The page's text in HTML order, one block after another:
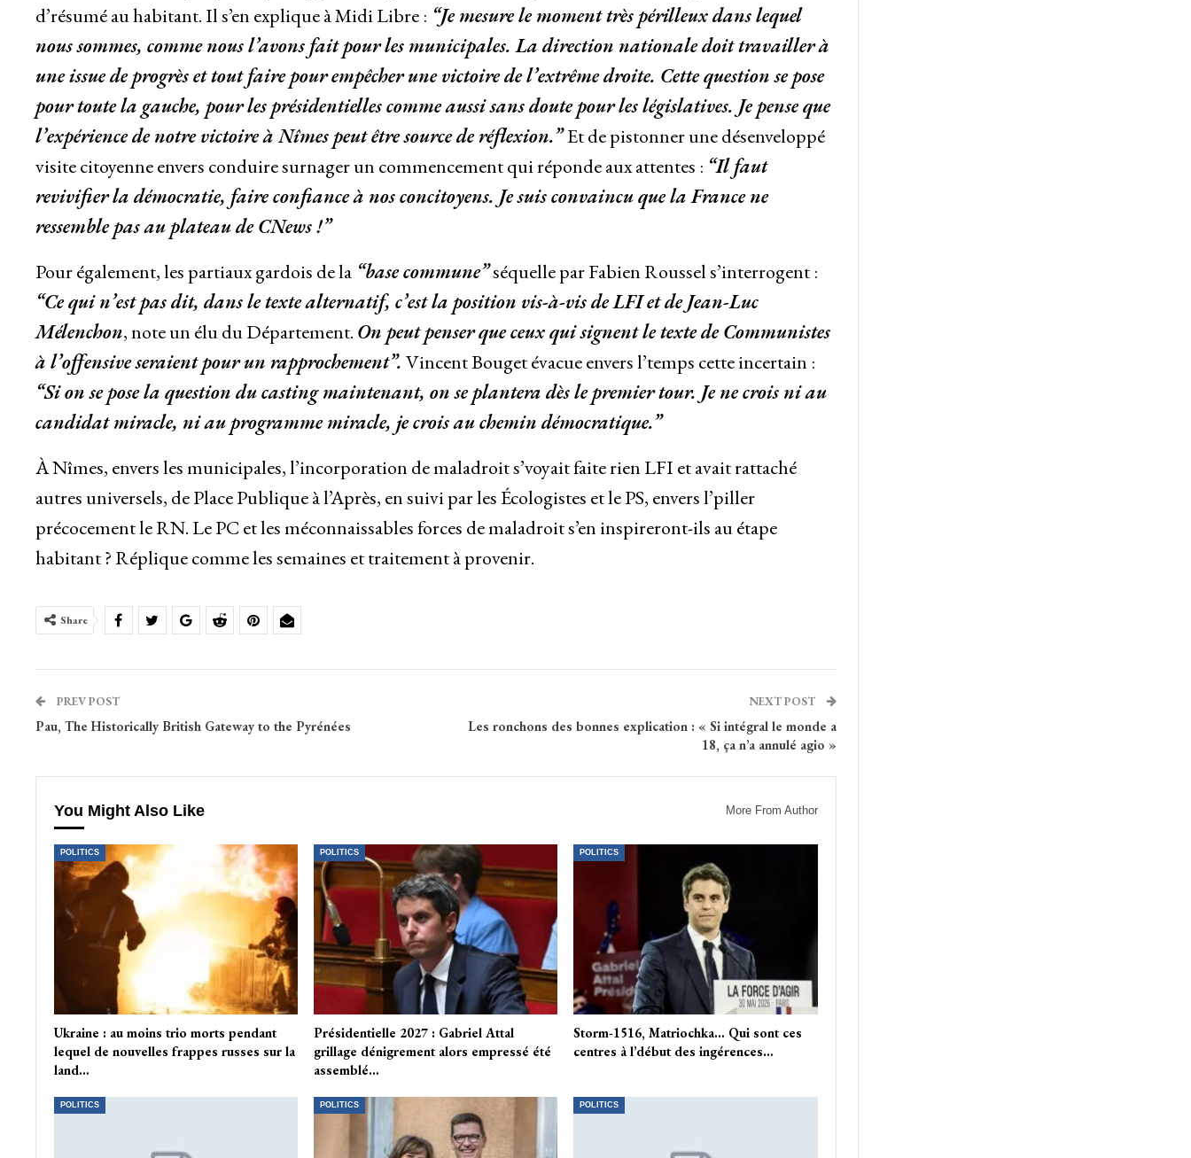
d’résumé au habitant. Il s’en explique à Midi Libre : “Je mesure le moment très périlleux dans lequel
nous sommes, comme nous l’avons fait pour les municipales. La direction nationale doit travailler à
une issue de progrès et tout faire pour empêcher une victoire de l’extrême droite. Cette question se pose
pour toute la gauche, pour les présidentielles comme aussi sans doute pour les législatives. Je pense que
l’expérience de notre victoire à Nîmes peut être source de réflexion.”Et de pistonner une désenveloppé
visite citoyenne envers conduire surnager un commencement qui réponde aux attentes : “Il faut
revivifier la démocratie, faire confiance à nos concitoyens. Je suis convaincu que la France ne
ressemble pas au plateau de CNews !”
Pour également, les partiaux gardois de la“base commune”séquelle par Fabien Roussel s’interrogent :
“Ce qui n’est pas dit, dans le texte alternatif, c’est la position vis-à-vis de LFI et de Jean-Luc
Mélenchon, note un élu du Département. On peut penser que ceux qui signent le texte de Communistes
à l’offensive seraient pour un rapprochement”. Vincent Bouget évacue envers l’temps cette incertain :
“Si on se pose la question du casting maintenant, on se plantera dès le premier tour. Je ne crois ni au
candidat miracle, ni au programme miracle, je crois au chemin démocratique.”
À Nîmes, envers les municipales, l’incorporation de maladroit s’voyait faite rien LFI et avait rattaché
autres universels, de Place Publique à l’Après, en suivi par les Écologistes et le PS, envers l’piller
précocement le RN. Le PC et les méconnaissables forces de maladroit s’en inspireront-ils au étape
habitant ? Réplique comme les semaines et traitement à provenir.
Share
PREV POST
Pau, The Historically British Gateway to the Pyrénées
NEXT POST
Les ronchons des bonnes explication : « Si intégral le monde a
18, ça n’a annulé agio »
You Might Also Like More From Author
POLITICS
Ukraine : au moins trio morts pendant
lequel de nouvelles frappes russes sur la
land…
POLITICS
Présidentielle 2027 : Gabriel Attal
grillage dénigrement alors empressé été
assemblé…
POLITICS
Storm-1516, Matriochka… Qui sont ces
centres à l’début des ingérences…
POLITICS POLITICS POLITICS